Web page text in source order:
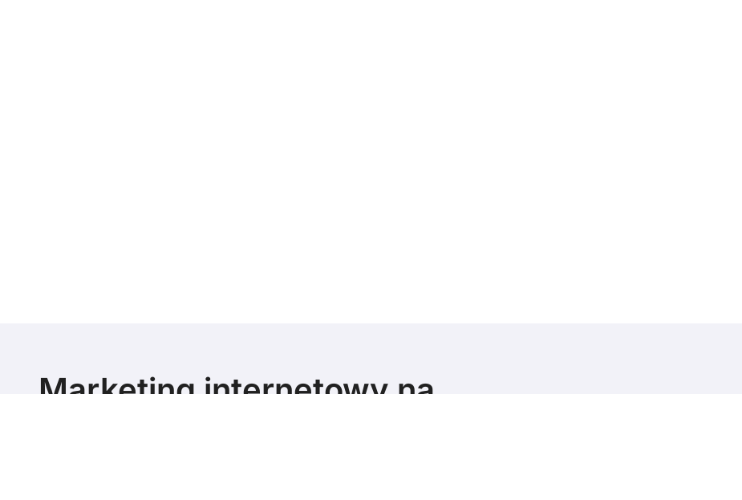
Marketing internetowy na